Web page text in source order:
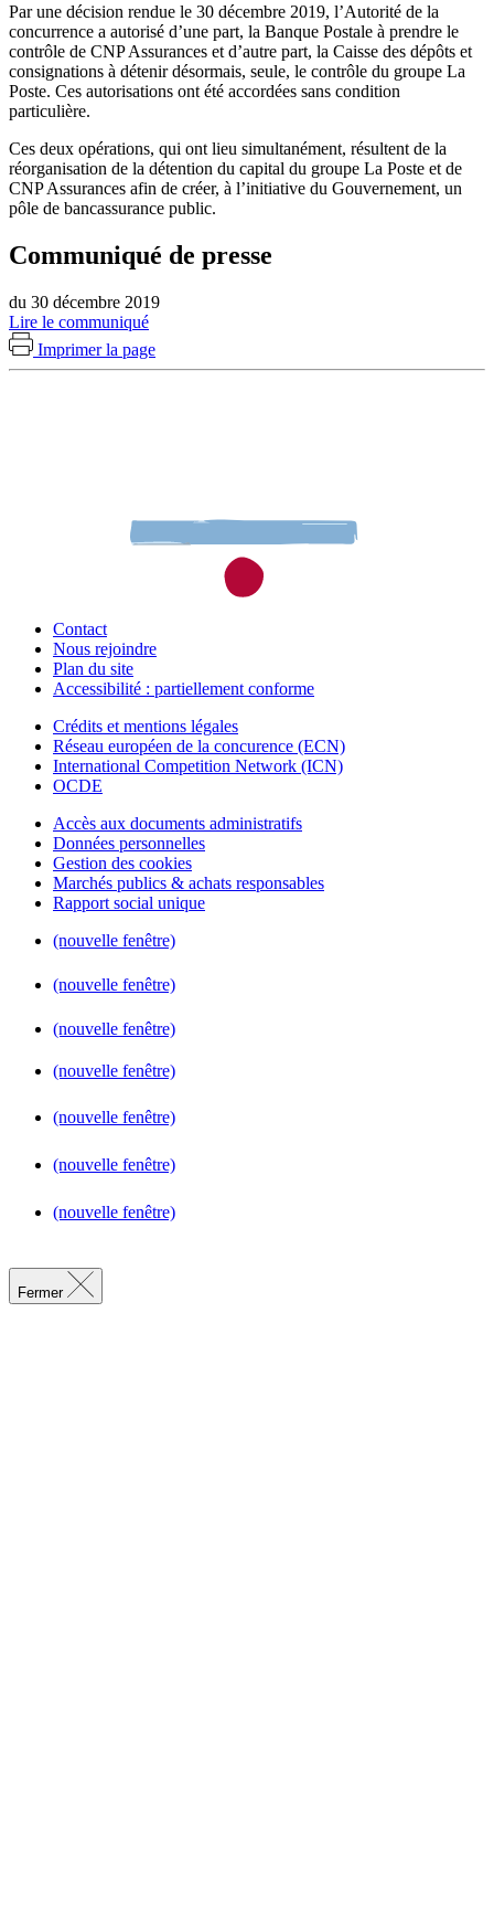
Par une décision rendue le 30 décembre 2019, l’Autorité de la
concurrence a autorisé d’une part, la Banque Postale à prendre le
contrôle de CNP Assurances et d’autre part, la Caisse des dépôts et
consignations à détenir désormais, seule, le contrôle du groupe La
Poste. Ces autorisations ont été accordées sans condition
particulière.
Ces deux opérations, qui ont lieu simultanément, résultent de la
réorganisation de la détention du capital du groupe La Poste et de
CNP Assurances afin de créer, à l’initiative du Gouvernement, un
pôle de bancassurance public.
Communiqué de presse
du 30 décembre 2019
Lire le communiqué
Imprimer la page
Contact
Nous rejoindre
Plan du site
Accessibilité : partiellement conforme
Crédits et mentions légales
Réseau européen de la concurence (ECN)
International Competition Network (ICN)
OCDE
Accès aux documents administratifs
Données personnelles
Gestion des cookies
Marchés publics & achats responsables
Rapport social unique
(nouvelle fenêtre)
(nouvelle fenêtre)
(nouvelle fenêtre)
(nouvelle fenêtre)
(nouvelle fenêtre)
(nouvelle fenêtre)
(nouvelle fenêtre)
Fermer